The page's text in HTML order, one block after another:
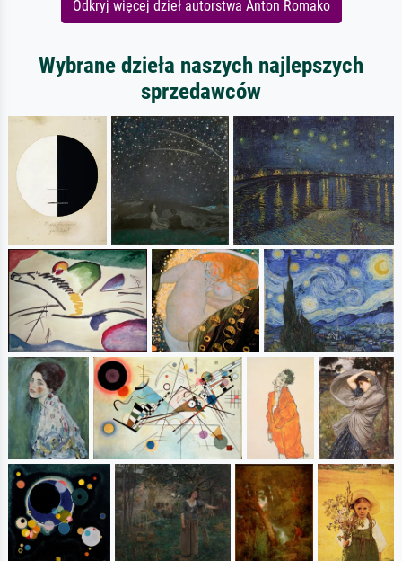
Odkryj więcej dzieł autorstwa Anton Romako
Wybrane dzieła naszych najlepszych
sprzedawców